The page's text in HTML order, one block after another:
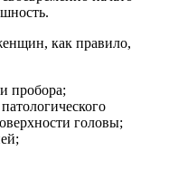
как правило,
пробора;
головы;